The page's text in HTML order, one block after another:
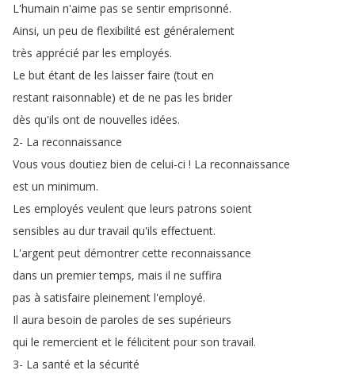
L'humain n'aime pas se sentir emprisonné.
Ainsi, un peu de flexibilité est généralement
très apprécié par les employés.
Le but étant de les laisser faire (tout en
restant raisonnable) et de ne pas les brider
dès qu'ils ont de nouvelles idées.
2- La reconnaissance
Vous vous doutiez bien de celui-ci ! La reconnaissance
est un minimum.
Les employés veulent que leurs patrons soient
sensibles au dur travail qu'ils effectuent.
L'argent peut démontrer cette reconnaissance
dans un premier temps, mais il ne suffira
pas à satisfaire pleinement l'employé.
Il aura besoin de paroles de ses supérieurs
qui le remercient et le félicitent pour son travail.
3- La santé et la sécurité